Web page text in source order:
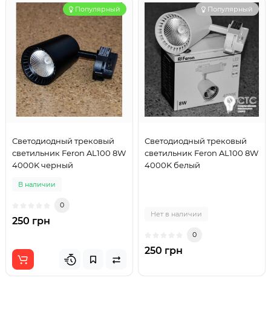
Популярный
Светодиодный трековый
светильник Feron AL100 8W
4000K черный
В наличии
0
250 грн
Популярный
Светодиодный трековый
светильник Feron AL100 8W
4000K белый
Нет в наличии
0
250 грн